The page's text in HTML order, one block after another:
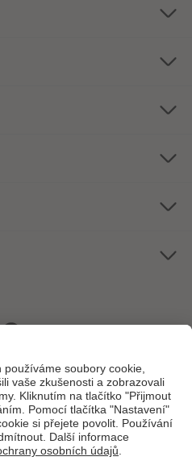
fotoproduktů nebo objednávek,
272 071 381[Po - Pá: 8:30 - 17:00 h]